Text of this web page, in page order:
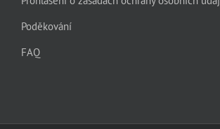
Poděkování
FAQ